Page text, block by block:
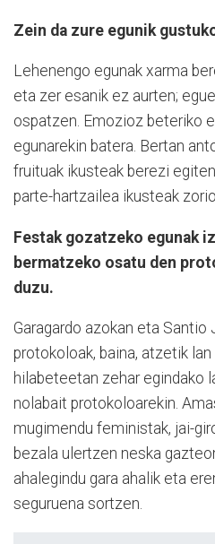
Zein da zure egunik
Lehenengo egunak xarma
eta zer esanik ez aurten;
ospatzen. Emozioz beteriko
egunarekin batera. Bertan
fruituak ikusteak berezi
parte-hartzailea ikusteak
Festak gozatzeko egunak
bermatzeko osatu den
duzu.
Garagardo azokan eta Santio
protokoloak, baina, atzetik lan
hilabeteetan zehar egindako
nolabait protokoloarekin.
mugimendu feministak, jai-
bezala ulertzen neska
ahalegindu gara ahalik eta
seguruena sortzen.